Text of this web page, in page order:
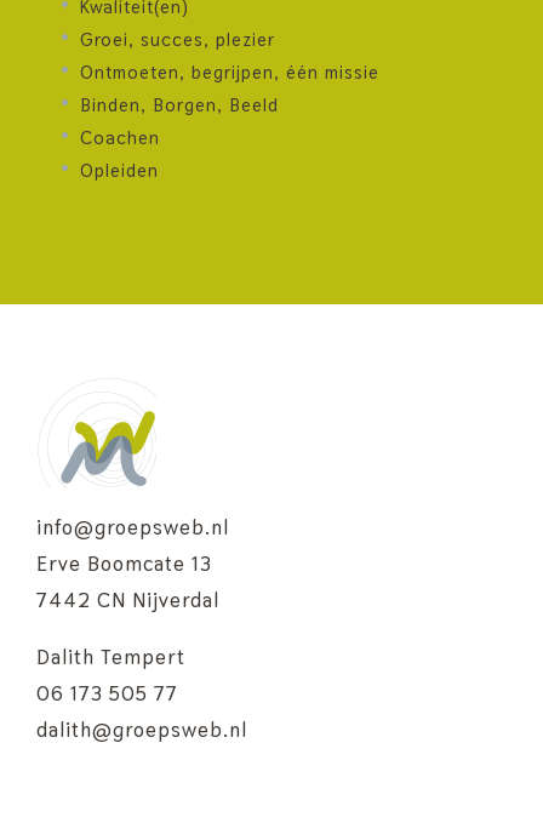
Kwaliteit(en)
Groei, succes, plezier
Ontmoeten, begrijpen, één missie
Binden, Borgen, Beeld
Coachen
Opleiden
info@groepsweb.nl
Erve Boomcate 13
7442 CN Nijverdal
Dalith Tempert
06 173 505 77
dalith@groepsweb.nl